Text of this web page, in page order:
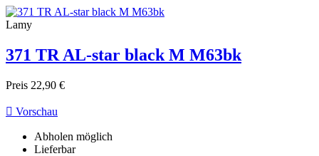
Lamy
371 TR AL-star black M M63bk
Preis 22,90 €
 Vorschau
Abholen möglich
Lieferbar